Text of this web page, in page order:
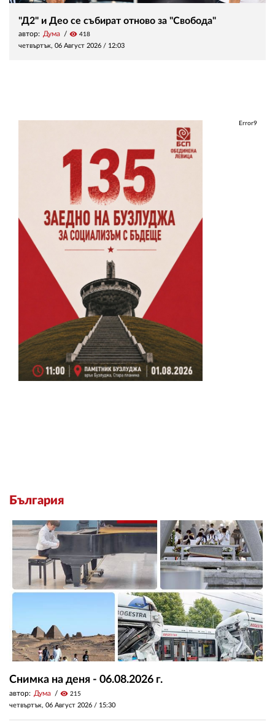
"Д2" и Део се събират отново за "Свобода"
автор: Дума visibility 418
четвъртък, 06 Август 2026 / 12:03
Error9
България
Снимка на деня - 06.08.2026 г.
автор: Дума visibility 215
четвъртък, 06 Август 2026 / 15:30